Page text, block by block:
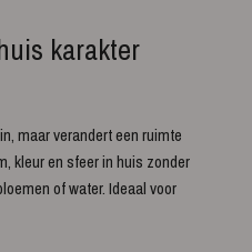
karakter
maar verandert een ruimte
kleur en sfeer in huis zonder
of water. Ideaal voor